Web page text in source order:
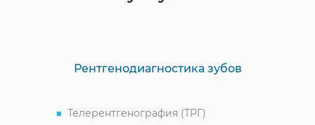
Рентгенодиагностика зубов
Телерентгенография (ТРГ)